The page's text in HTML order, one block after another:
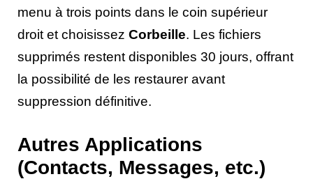
menu à trois points dans le coin supérieur
droit et choisissez Corbeille. Les fichiers
supprimés restent disponibles 30 jours, offrant
la possibilité de les restaurer avant
suppression définitive.
Autres Applications
(Contacts, Messages, etc.)